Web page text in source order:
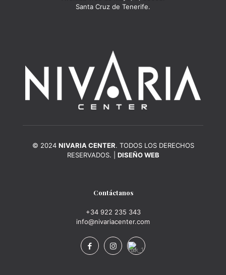
Santa Cruz de Tenerife.
© 2024 NIVARIA CENTER. TODOS LOS DERECHOS
RESERVADOS. | DISEÑO WEB
Contáctanos
+34 922 235 343
info@nivariacenter.com